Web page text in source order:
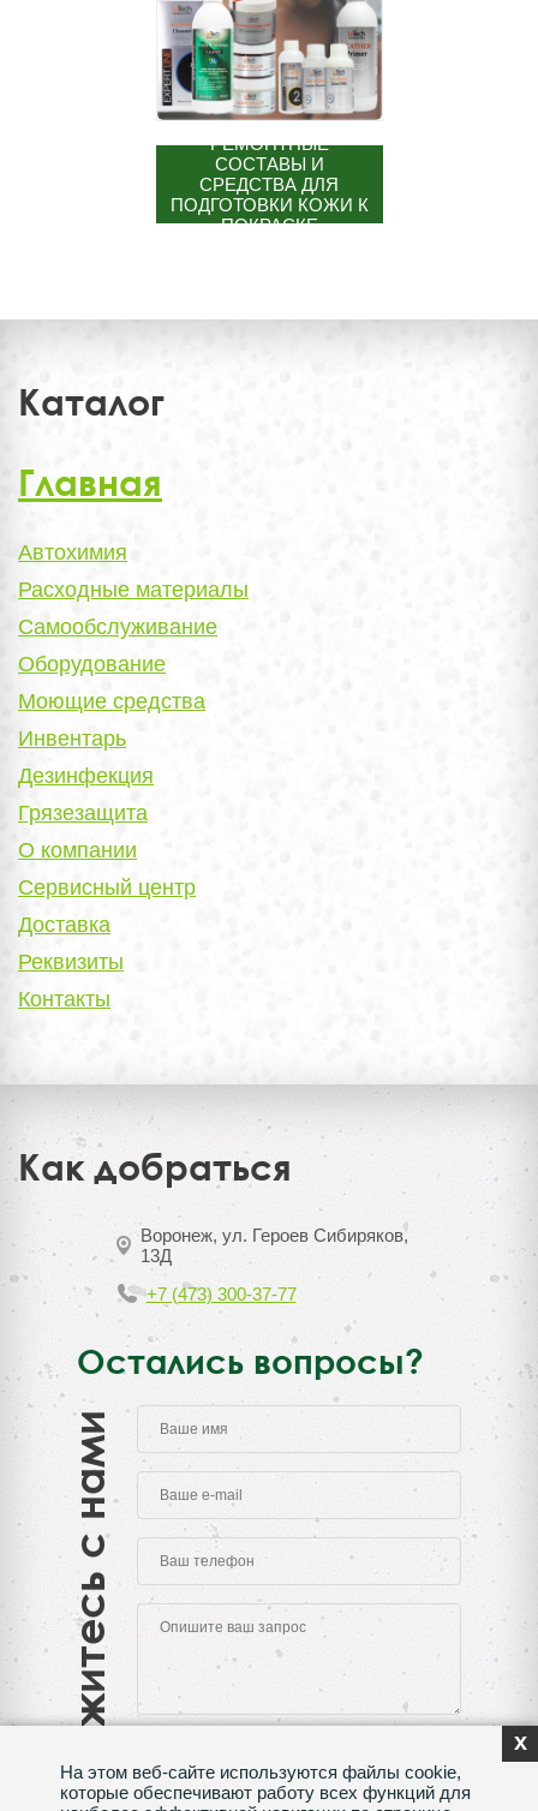
РЕМОНТНЫЕ
СОСТАВЫ И
СРЕДСТВА ДЛЯ
ПОДГОТОВКИ КОЖИ К
ПОКРАСКЕ
Каталог
Главная
Автохимия
Расходные материалы
Самообслуживание
Оборудование
Моющие средства
Инвентарь
Дезинфекция
Грязезащита
О компании
Сервисный центр
Доставка
Реквизиты
Контакты
Как добраться
Воронеж, ул. Героев Сибиряков,
13Д
+7 (473) 300-37-77
Остались вопросы?
Свяжитесь с нами x
На этом веб-сайте используются файлы cookie,
которые обеспечивают работу всех функций для